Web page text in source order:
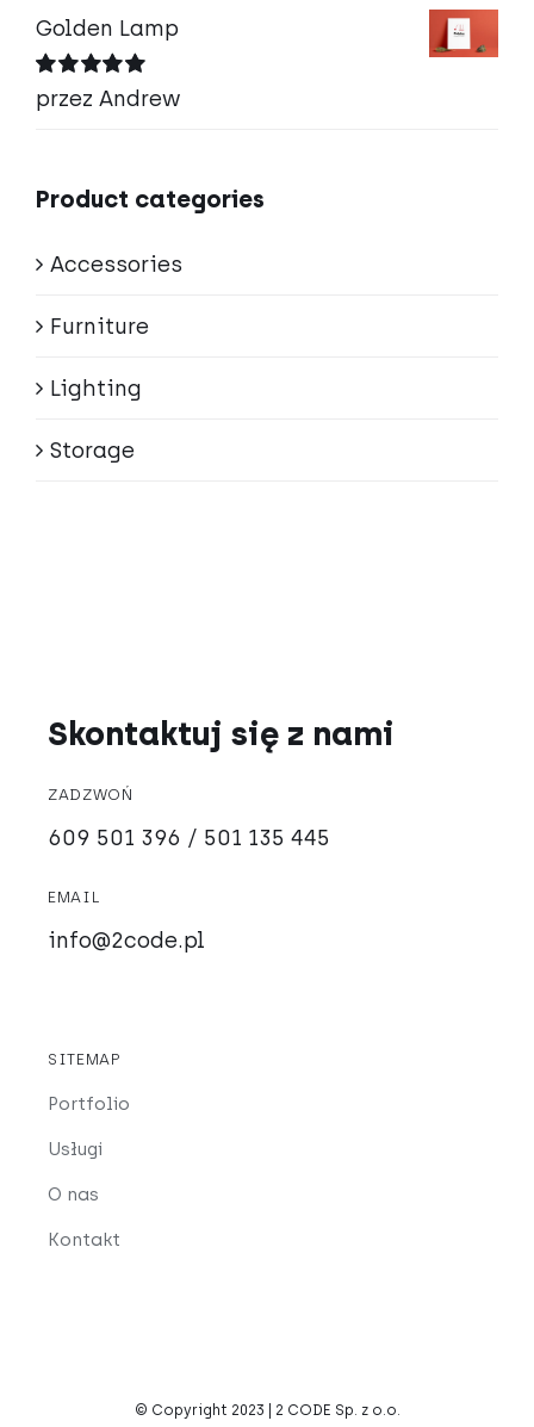
Golden Lamp
Oceniono5
na 5
przez Andrew
Product categories
Accessories
Furniture
Lighting
Storage
Skontaktuj się z nami
ZADZWOŃ
609 501 396 / 501 135 445
EMAIL
info@2code.pl
SITEMAP
Portfolio
Usługi
O nas
Kontakt
© Copyright 2023 | 2 CODE Sp. z o.o.